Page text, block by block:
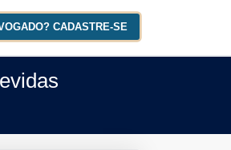
CADASTRE-SE